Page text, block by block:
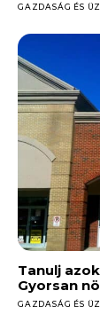
GAZDASÁG ÉS
Tanulj
Gyorsan
GAZDASÁG ÉS